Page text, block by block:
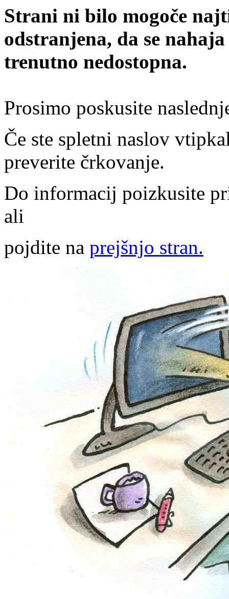
Strani ni bilo mogoče
odstranjena, da se
trenutno nedostopna.
Prosimo poskusite
Če ste spletni naslov
preverite črkovanje.
Do informacij poizkusite
ali
pojdite na prejšnjo stran.